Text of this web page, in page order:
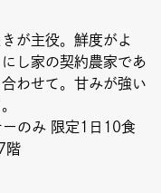
が主役。鮮度がよ
し家の契約農家であ
わせて。甘みが強い
のみ 限定1日10食
階